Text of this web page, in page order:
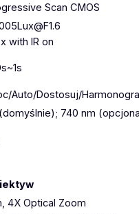
Scan CMOS
with IR on
Auto/Dostosuj/
740 nm
4X Optical Zoom